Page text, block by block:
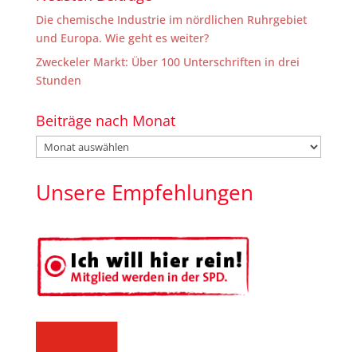
Die chemische Industrie im nördlichen Ruhrgebiet
und Europa. Wie geht es weiter?
Zweckeler Markt: Über 100 Unterschriften in drei
Stunden
Beiträge nach Monat
Beiträge
nach
Unsere Empfehlungen